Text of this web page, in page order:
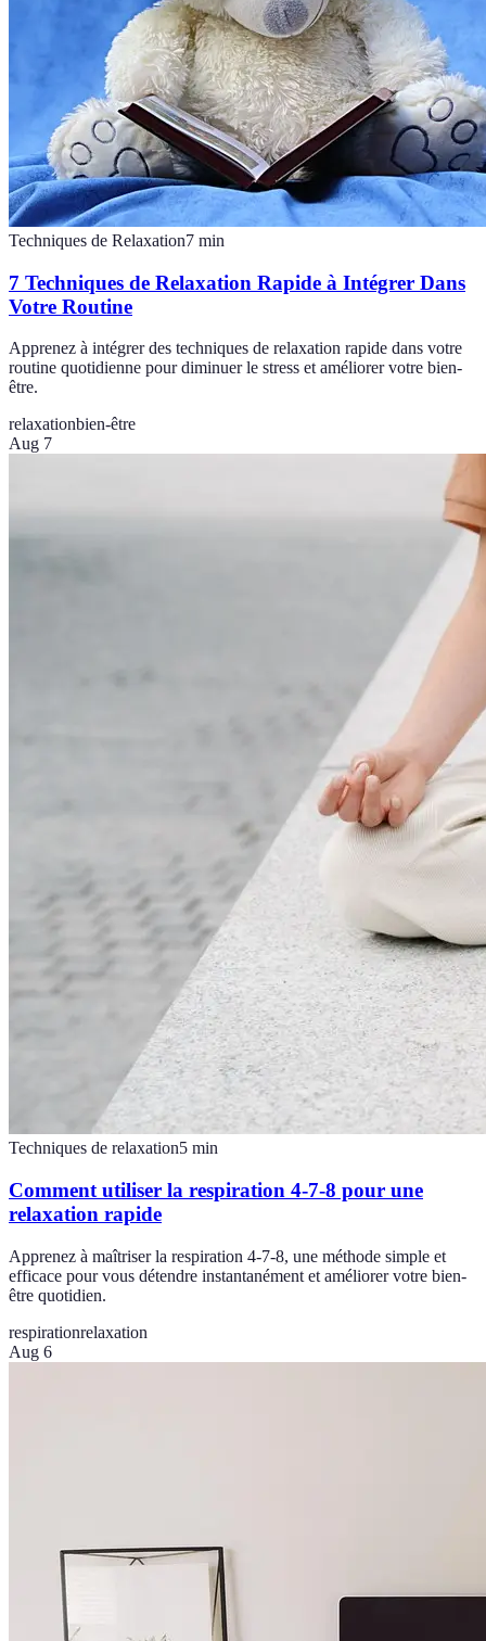
Techniques de Relaxation7 min
7 Techniques de Relaxation Rapide à Intégrer Dans
Votre Routine
Apprenez à intégrer des techniques de relaxation rapide dans votre
routine quotidienne pour diminuer le stress et améliorer votre bien-
être.
relaxationbien-être
Aug 7
Techniques de relaxation5 min
Comment utiliser la respiration 4-7-8 pour une
relaxation rapide
Apprenez à maîtriser la respiration 4-7-8, une méthode simple et
efficace pour vous détendre instantanément et améliorer votre bien-
être quotidien.
respirationrelaxation
Aug 6